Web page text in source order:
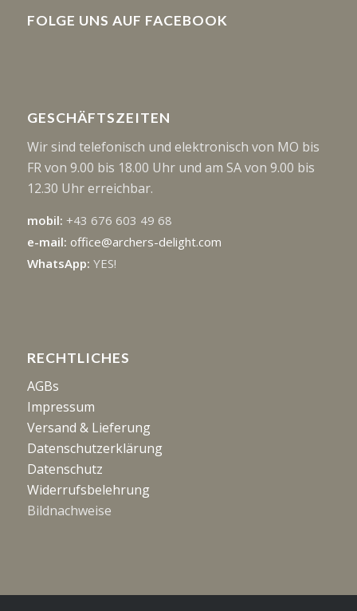
FOLGE UNS AUF FACEBOOK
GESCHÄFTSZEITEN
Wir sind telefonisch und elektronisch von MO bis
FR von 9.00 bis 18.00 Uhr und am SA von 9.00 bis
12.30 Uhr erreichbar.
mobil: +43 676 603 49 68
e-mail: office@archers-delight.com
WhatsApp: YES!
RECHTLICHES
AGBs
Impressum
Versand & Lieferung
Datenschutzerklärung
Datenschutz
Widerrufsbelehrung
Bildnachweise